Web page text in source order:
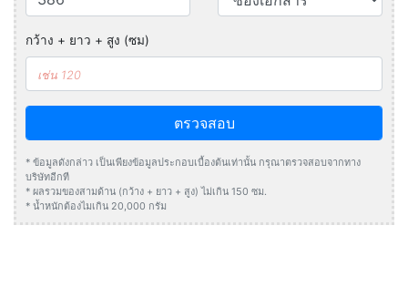
กว้าง + ยาว + สูง (ซม)
ตรวจสอบ
* ข้อมูลดังกล่าว เป็นเพียงข้อมูลประกอบเบื้องต้นเท่านั้น กรุณาตรวจสอบจากทาง
บริษัทอีกที
* ผลรวมของสามด้าน (กว้าง + ยาว + สูง) ไม่เกิน 150 ซม.
* น้ำหนักต้องไมเกิน 20,000 กรัม